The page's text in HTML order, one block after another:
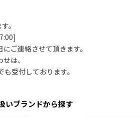
て
の個人情報について、開示、訂正、使
同意を得ることなく、委託業務以外で
。
ご連絡させて頂きます。
は、
受付しております。
いブランドから探す